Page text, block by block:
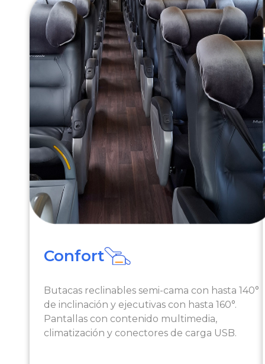
Confort
Butacas reclinables semi-cama con hasta 140°
de inclinación y ejecutivas con hasta 160°.
Pantallas con contenido multimedia,
climatización y conectores de carga USB.